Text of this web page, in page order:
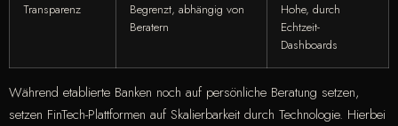
Transparenz
Begrenzt, abhängig von
Beratern
Hohe, durch
Echtzeit-
Dashboards
Während etablierte Banken noch auf persönliche Beratung setzen,
setzen FinTech-Plattformen auf Skalierbarkeit durch Technologie. Hierbei